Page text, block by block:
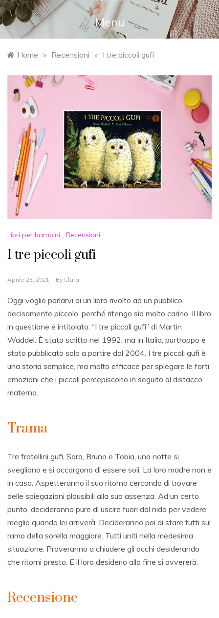
Menu
Home » Recensioni » I tre piccoli gufi
Libri per bambini , Recensioni
I tre piccoli gufi
Aprile 23, 2021 By Clara
Oggi voglio parlarvi di un libro rivolto ad un pubblico
decisamente piccolo, perché ritengo sia molto carino. Il libro
in questione è intitolato: “I tre piccoli gufi” di Martin
Waddel. È stato scritto nel 1992, ma in Italia, purtroppo è
stato pubblicato solo a partire dal 2004. I tre piccoli gufi è
una storia semplice, ma molto efficace per spiegare le forti
emozioni che i piccoli percepiscono in seguito al distacco
materno.
Trama
Tre fratellini gufi, Sara, Bruno e Tobia, una notte si
svegliano e si accorgono di essere soli. La loro madre non è
in casa. Aspetteranno il suo ritorno cercando di trovare
delle spiegazioni plausibili alla sua assenza. Ad un certo
punto, decideranno pure di uscire fuori dal nido per vedere
meglio quando lei arriverà. Decideranno poi di stare tutti sul
ramo della sorella maggiore. Tutti uniti nella medesima
situazione. Proveranno a chiudere gli occhi desiderando
che ritorni presto. E il loro desiderio alla fine si avvererà.
Recensione